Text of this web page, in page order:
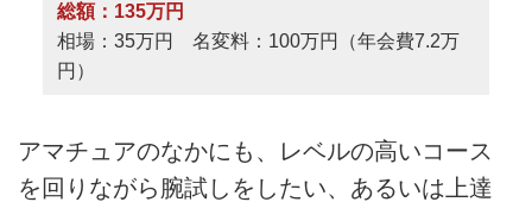
総額：135万円
相場：35万円 名変料：100万円（年会費7.2万
円）
アマチュアのなかにも、レベルの高いコース
を回りながら腕試しをしたい、あるいは上達